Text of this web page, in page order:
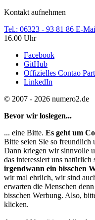
Kontakt aufnehmen
Tel.: 06323 - 93 81 86 E-
16.00 Uhr
Facebook
GitHub
Offizielles Contao
LinkedIn
© 2007 - 2026 numero2.de
Bevor wir loslegen...
... eine Bitte. Es geht um
Bitte seien Sie so
Dann kriegen wir sinnvolle
das interessiert uns natürlich
irgendwann ein bisschen
wir mal ehrlich, wir sind
erwarten die Menschen
bisschen Werbung. Also,
klicken.